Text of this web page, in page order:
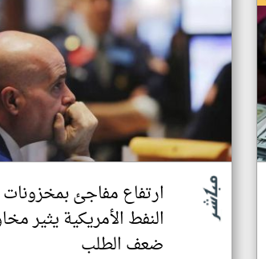
ارتفاع مفاجئ بمخزونات
النفط الأمريكية يثير
ضعف الطلب